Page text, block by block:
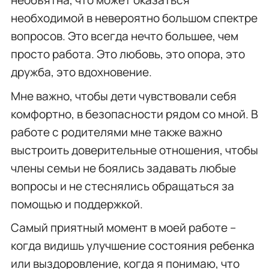
необходимой в невероятно большом спектре
вопросов. Это всегда нечто большее, чем
просто работа. Это любовь, это опора, это
дружба, это вдохновение.
Мне важно, чтобы дети чувствовали себя
комфортно, в безопасности рядом со мной. В
работе с родителями мне также важно
выстроить доверительные отношения, чтобы
члены семьи не боялись задавать любые
вопросы и не стеснялись обращаться за
помощью и поддержкой.
Самый приятный момент в моей работе –
когда видишь улучшение состояния ребенка
или выздоровление, когда я понимаю, что